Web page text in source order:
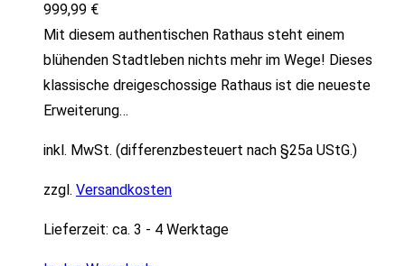
999,99 €
Mit diesem authentischen Rathaus steht einem
blühenden Stadtleben nichts mehr im Wege! Dieses
klassische dreigeschossige Rathaus ist die neueste
Erweiterung…
inkl. MwSt. (differenzbesteuert nach §25a UStG.)
zzgl. Versandkosten
Lieferzeit: ca. 3 - 4 Werktage